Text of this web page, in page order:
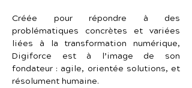
Créée pour répondre à des
problématiques concrètes et variées
liées à la transformation numérique,
Digiforce est à l’image de son
fondateur : agile, orientée solutions, et
résolument humaine.